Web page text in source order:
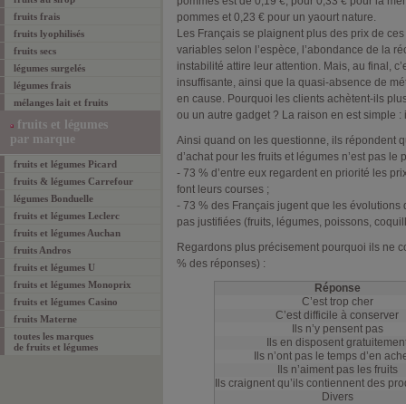
fruits frais
fruits lyophilisés
fruits secs
légumes surgelés
légumes frais
mélanges lait et fruits
fruits et légumes
par marque
fruits et légumes Picard
fruits & légumes Carrefour
légumes Bonduelle
fruits et légumes Leclerc
fruits et légumes Auchan
fruits Andros
fruits et légumes U
fruits et légumes Monoprix
fruits et légumes Casino
fruits Materne
toutes les marques
de fruits et légumes
pommes et 0,23 € pour un yaourt nature.
Les Français se plaignent plus des prix de
variables selon l’espèce, l’abondance de la
instabilité attire leur attention. Mais, au final,
insuffisante, ainsi que la quasi-absence de
en cause. Pourquoi les clients achètent-ils
ou un autre gadget ? La raison en est simple :
Ainsi quand on les questionne, ils répondent
d’achat pour les fruits et légumes n’est pas
- 73 % d’entre eux regardent en priorité les
font leurs courses ;
- 73 % des Français jugent que les évolutions
pas justifiées (fruits, légumes, poissons,
Regardons plus précisement pourquoi ils ne
% des réponses) :
Réponse
C’est trop cher
C’est difficile à conserver
Ils n’y pensent pas
Ils en disposent
Ils n’ont pas le temps d’en
Ils n’aiment pas les fruits
Ils craignent qu’ils contiennent des
Divers